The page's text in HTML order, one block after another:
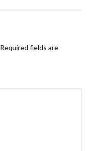
Required fields are